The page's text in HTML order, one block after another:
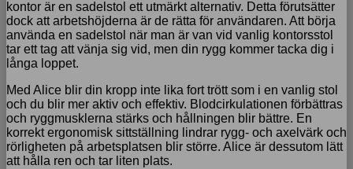
kontor är en sadelstol ett utmärkt alternativ. Detta förutsätter
dock att arbetshöjderna är de rätta för användaren. Att börja
använda en sadelstol när man är van vid vanlig kontorsstol
tar ett tag att vänja sig vid, men din rygg kommer tacka dig i
långa loppet.
Med Alice blir din kropp inte lika fort trött som i en vanlig stol
och du blir mer aktiv och effektiv. Blodcirkulationen förbättras
och ryggmusklerna stärks och hållningen blir bättre. En
korrekt ergonomisk sittställning lindrar rygg- och axelvärk och
rörligheten på arbetsplatsen blir större. Alice är dessutom lätt
att hålla ren och tar liten plats.